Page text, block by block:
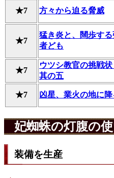
★7 方々から迫る脅威
★7
猛き炎と、闊歩する
者ども
★7
ウツシ教官の挑戦状
其の五
★7 凶星、業火の地に降
妃蜘蛛の灯腹の
装備を生産